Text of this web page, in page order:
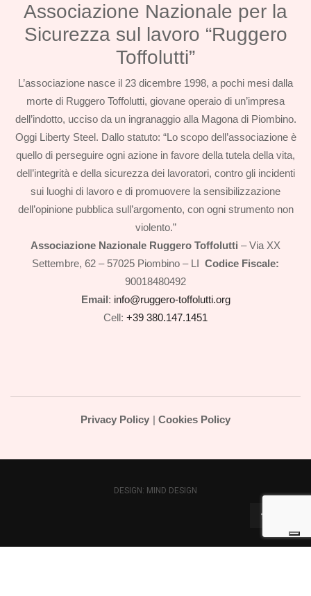
Associazione Nazionale per la
Sicurezza sul lavoro “Ruggero
Toffolutti”
L’associazione nasce il 23 dicembre 1998, a pochi mesi dalla
morte di Ruggero Toffolutti, giovane operaio di un’impresa
dell’indotto, ucciso da un ingranaggio alla Magona di Piombino.
Oggi Liberty Steel. Dallo statuto: “Lo scopo dell’associazione è
quello di perseguire ogni azione in favore della tutela della vita,
dell’integrità e della sicurezza dei lavoratori, contro gli incidenti
sui luoghi di lavoro e di promuovere la sensibilizzazione
dell’opinione pubblica sull’argomento, con ogni strumento non
violento.”
Associazione Nazionale Ruggero Toffolutti – Via XX
Settembre, 62 – 57025 Piombino – LI Codice Fiscale:
90018480492
Email: info@ruggero-toffolutti.org
Cell: +39 380.147.1451
Privacy Policy | Cookies Policy
DESIGN: MIND DESIGN